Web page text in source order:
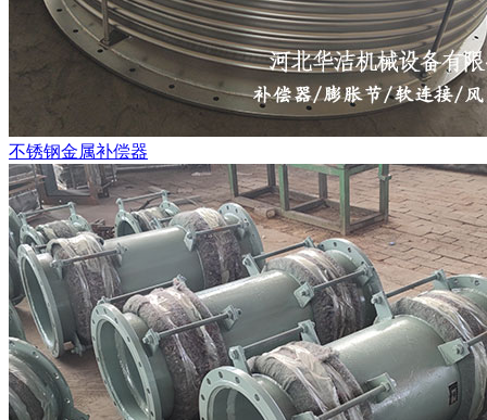
不锈钢金属补偿器